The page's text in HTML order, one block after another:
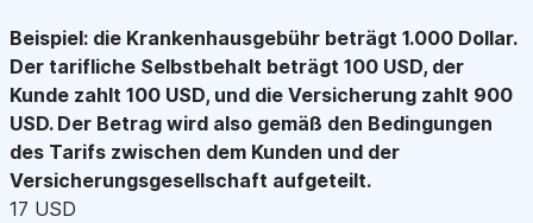
Beispiel: die Krankenhausgebühr beträgt 1.000 Dollar.
Der tarifliche Selbstbehalt beträgt 100 USD, der
Kunde zahlt 100 USD, und die Versicherung zahlt 900
USD. Der Betrag wird also gemäß den Bedingungen
des Tarifs zwischen dem Kunden und der
Versicherungsgesellschaft aufgeteilt.
17 USD